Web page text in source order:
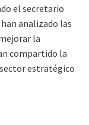
el secretario
analizado las
la
compartido la
estratégico